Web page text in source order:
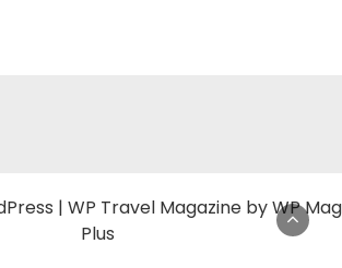
| WP Travel Magazine by WP Mag
Plus